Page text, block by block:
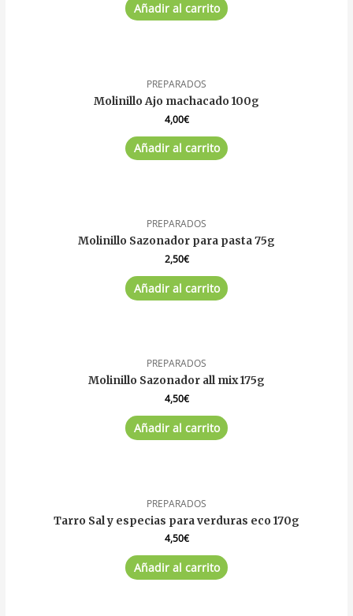
Añadir al carrito
PREPARADOS
Molinillo Ajo machacado 100g
4,00€
Añadir al carrito
PREPARADOS
Molinillo Sazonador para pasta 75g
2,50€
Añadir al carrito
PREPARADOS
Molinillo Sazonador all mix 175g
4,50€
Añadir al carrito
PREPARADOS
Tarro Sal y especias para verduras eco 170g
4,50€
Añadir al carrito